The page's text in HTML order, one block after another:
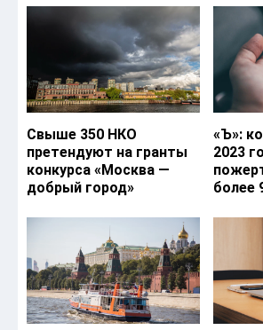
Свыше 350 НКО
претендуют на гранты
конкурса «Москва —
добрый город»
«Ъ‎»:
2023
более